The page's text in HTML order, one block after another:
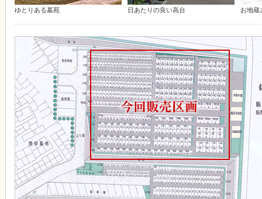
ゆとりある墓苑 日あたりの良い高台 お地蔵